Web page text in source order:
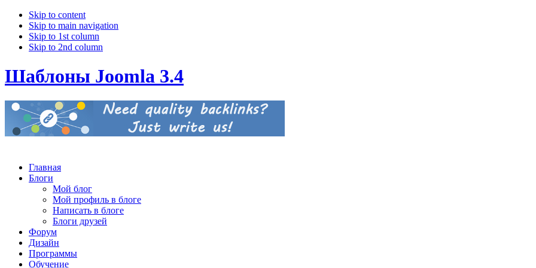
Skip to content
Skip to main navigation
Skip to 1st column
Skip to 2nd column
Шаблоны Joomla 3.4
Главная
Блоги
Мой блог
Мой профиль в блоге
Написать в блоге
Блоги друзей
Форум
Дизайн
Программы
Обучение